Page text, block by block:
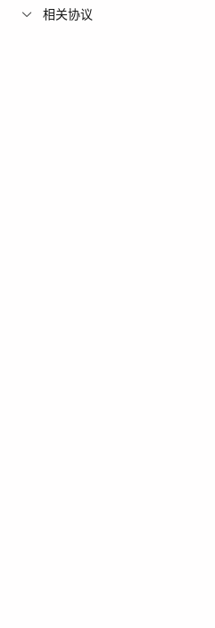
相关协议